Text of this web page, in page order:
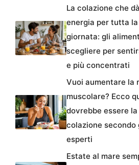
La colazione che dà
energia per tutta la
giornata: gli
scegliere per
e più concentrati
Vuoi aumentare la
muscolare? Ecco
dovrebbe essere la
colazione secondo
esperti
Estate al mare